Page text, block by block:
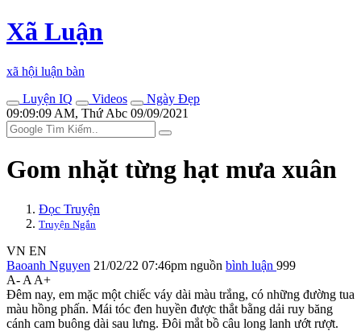
Xã Luận
xã hội luận bàn
Luyện IQ
Videos
Ngày Đẹp
09:09:09 AM, Thứ Abc 09/09/2021
Gom nhặt từng hạt mưa xuân
Đọc Truyện
Truyện Ngắn
VN EN
Baoanh Nguyen 21/02/22 07:46pm nguồn bình luận 999
A- A A+
Đêm nay, em mặc một chiếc váy dài màu trắng, có những đường tua
màu hồng phấn. Mái tóc đen huyền được thắt bằng dải ruy băng
cánh cam buông dài sau lưng. Đôi mắt bồ câu long lanh ướt rượt.